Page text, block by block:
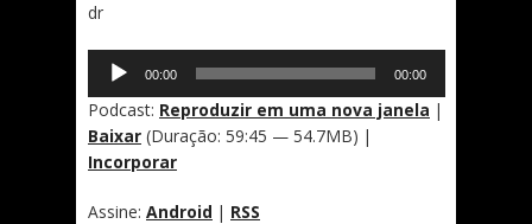
dr
Tocador
áudio
00:00 00:00
Podcast: Reproduzir em uma nova janela |
Baixar (Duração: 59:45 — 54.7MB) |
Incorporar
Assine: Android | RSS